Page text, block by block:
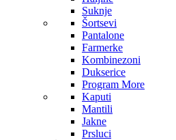
Suknje
Šortsevi
Pantalone
Farmerke
Kombinezoni
Dukserice
Program More
Kaputi
Mantili
Jakne
Prsluci